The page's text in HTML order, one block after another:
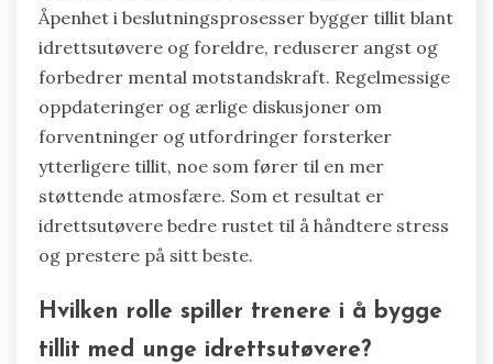
Åpenhet i beslutningsprosesser bygger tillit blant
idrettsutøvere og foreldre, reduserer angst og
forbedrer mental motstandskraft. Regelmessige
oppdateringer og ærlige diskusjoner om
forventninger og utfordringer forsterker
ytterligere tillit, noe som fører til en mer
støttende atmosfære. Som et resultat er
idrettsutøvere bedre rustet til å håndtere stress
og prestere på sitt beste.
Hvilken rolle spiller trenere i å bygge
tillit med unge idrettsutøvere?